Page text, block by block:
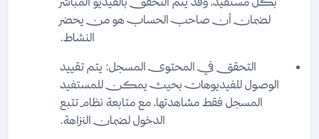
لضمان أن صاحب الحساب هو من يحضر
النشاط.
التحقق في المحتوى المسجل: يتم تقييد
الوصول للفيديوهات بحيث يمكن للمستفيد
المسجل فقط مشاهدتها، مع متابعة نظام تتبع
الدخول لضمان النزاهة.